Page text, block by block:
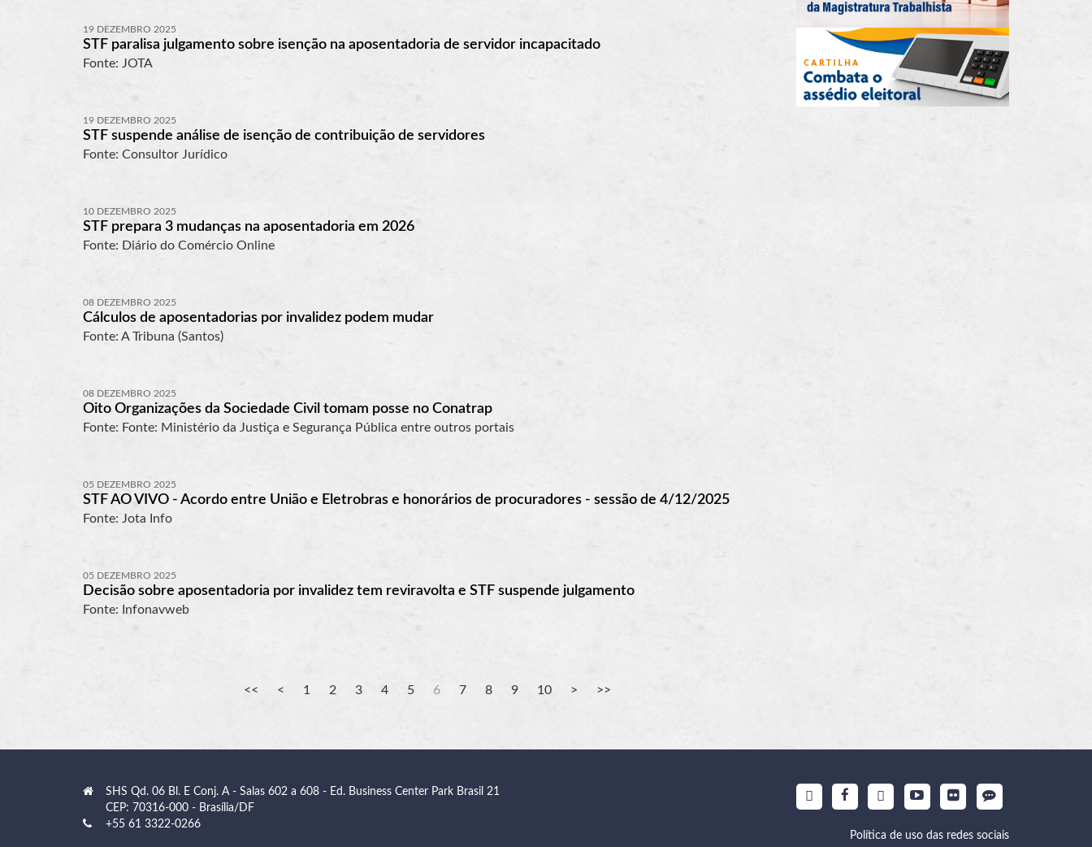
19 DEZEMBRO 2025
STF paralisa julgamento sobre isenção na aposentadoria de servidor incapacitado
Fonte: JOTA
19 DEZEMBRO 2025
STF suspende análise de isenção de contribuição de servidores
Fonte: Consultor Jurídico
10 DEZEMBRO 2025
STF prepara 3 mudanças na aposentadoria em 2026
Fonte: Diário do Comércio Online
08 DEZEMBRO 2025
Cálculos de aposentadorias por invalidez podem mudar
Fonte: A Tribuna (Santos)
08 DEZEMBRO 2025
Oito Organizações da Sociedade Civil tomam posse no Conatrap
Fonte: Fonte: Ministério da Justiça e Segurança Pública entre outros portais
05 DEZEMBRO 2025
STF AO VIVO - Acordo entre União e Eletrobras e honorários de procuradores - sessão de 4/12/2025
Fonte: Jota Info
05 DEZEMBRO 2025
Decisão sobre aposentadoria por invalidez tem reviravolta e STF suspende julgamento
Fonte: Infonavweb
1 2 3 4 5 6 7 8 9 10
SHS Qd. 06 Bl. E Conj. A - Salas 602 a 608 - Ed. Business Center Park Brasil 21
CEP: 70316-000 - Brasília/DF
+55 61 3322-0266
Política de uso das redes sociais